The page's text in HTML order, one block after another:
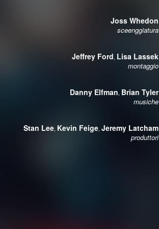
Joss Whedon
sceenggiatura
Jeffrey Ford, Lisa Lassek
montaggio
Danny Elfman, Brian Tyler
musiche
Stan Lee, Kevin Feige, Jeremy Latcham
produttori